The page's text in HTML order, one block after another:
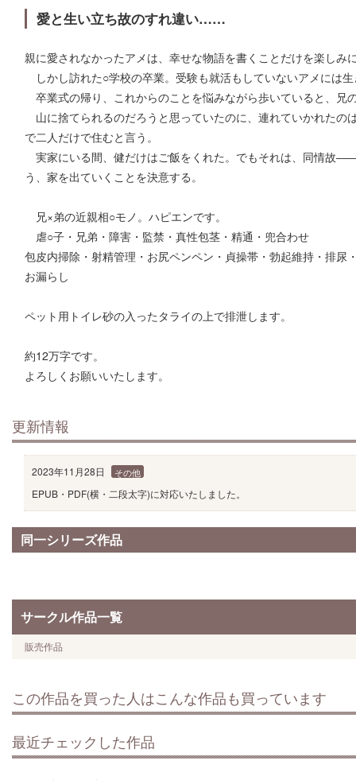
愛と生い立ち故のすれ違い……
親に愛されなかったアメは、幸せな物語を書くことだけを楽しみ
しかし訪れた○学校の卒業。受験も就活もしていないアメには
卒業式の帰り、これからのことを悩みながら歩いていると、兄
山に捨てられるのだろうと思っていたのに、連れていかれたの
で二人だけで住むと言う。
実家にいる間、健だけはご飯をくれた。でもそれは、同情故
う、家を出ていくことを決意する。
兄×弟の近親相○モノ。ハピエンです。
虐○子・兄弟・障害・監禁・真性包茎・精通・兜合わせ
包皮内掃除・射精管理・お尻ペンペン・貞操帯・勃起維持・排尿
お漏らし
ペット用トイレ砂の入ったタライの上で排泄します。
約12万字です。
よろしくお願いいたします。
更新情報
2023年11月28日 その他
EPUB・PDF(横・二段太字)に対応いたしました。
同一シリーズ作品
サークル作品一覧
販売作品
この作品を買った人はこんな作品も買っています
最近チェックした作品